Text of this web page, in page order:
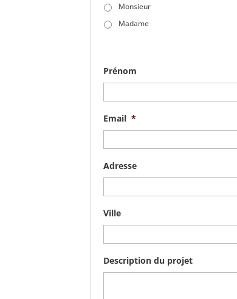
Monsieur
Madame
Prénom
Email *
Adresse
Ville
Description du projet